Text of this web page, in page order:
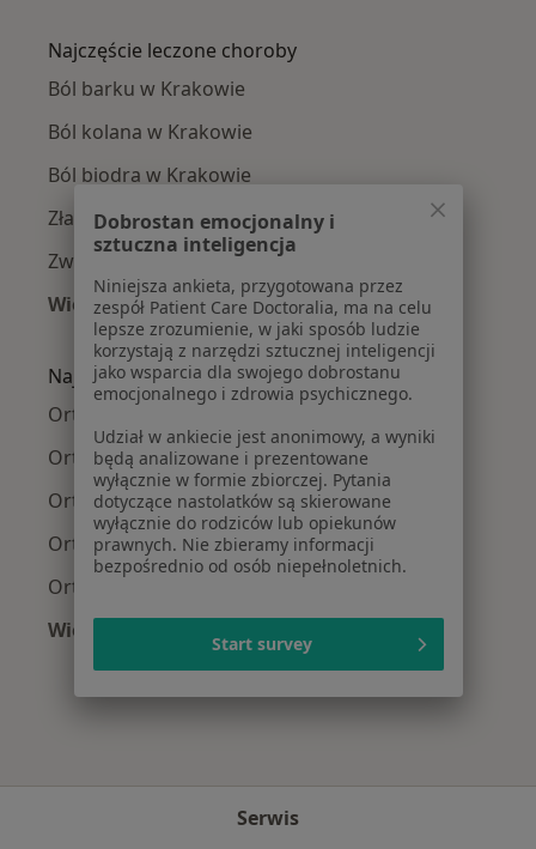
Najczęście leczone choroby
Ból barku w Krakowie
Ból kolana w Krakowie
Ból biodra w Krakowie
Złamania w Krakowie
Zwyrodnienie stawów w Krakowie
Więcej (15)
Więcej w kategorii: Najczęście leczone
Najpopularniejsze ubezpieczenia
Ortopedzi z Allianz w Krakowie
Ortopedzi z Signal Iduna w Krakowie
Ortopedzi z JP MEDICA w Krakowie
Ortopedzi z TU Zdrowie w Krakowie
Ortopedzi z Świat Zdrowia w Krakowie
Więcej (12)
Więcej w kategorii: Najpopularniejsze
Serwis
Dobrostan emocjonalny i
sztuczna inteligencja
Niniejsza ankieta, przygotowana przez
zespół Patient Care Doctoralia, ma na celu
lepsze zrozumienie, w jaki sposób ludzie
korzystają z narzędzi sztucznej inteligencji
jako wsparcia dla swojego dobrostanu
emocjonalnego i zdrowia psychicznego.
Udział w ankiecie jest anonimowy, a wyniki
będą analizowane i prezentowane
wyłącznie w formie zbiorczej. Pytania
dotyczące nastolatków są skierowane
wyłącznie do rodziców lub opiekunów
prawnych. Nie zbieramy informacji
bezpośrednio od osób niepełnoletnich.
Start survey